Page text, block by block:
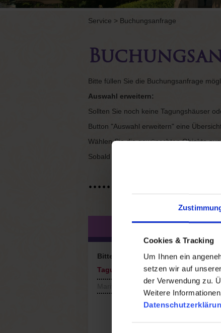
Cookies & Tracking
Um Ihnen ein
setzen wir auf
der Verwendung zu.
Weitere
Service > Buchungsanfrage
Bitte füllen Sie die Buchungsanfrage
Auswahl erweitern:
Sollten Sie noch keine Tagungshäuser
Button "Auswahl erweitern" eine
Wählen Sie die gewünschten Objekte
Sobald wir uns über die freien
Bitte unterbreiten Sie mir ein
Tagungs- und Kongresshotels
Maritim Hotel am Schlossgarten